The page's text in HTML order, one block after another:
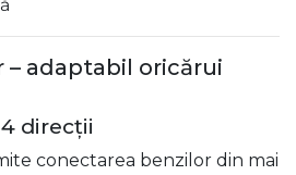
adaptabil oricărui
direcții
conectarea benzilor din mai